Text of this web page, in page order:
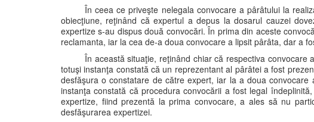
În ceea ce priveşte nelegala convocare a pârâtului la
obiecţiune, reţinând că expertul a depus la dosarul cauzei
expertize s-au dispus două convocări. În prima din aceste
reclamanta, iar la cea de-a doua convocare a lipsit pârâta, dar a
În această situaţie, reţinând chiar că respectiva
totuşi instanţa constată că un reprezentant al pârâtei a fost
desfăşura o constatare de către expert, iar la a doua
instanţa constată că procedura convocării a fost legal
expertize, fiind prezentă la prima convocare, a ales să nu
desfăşurarea expertizei.